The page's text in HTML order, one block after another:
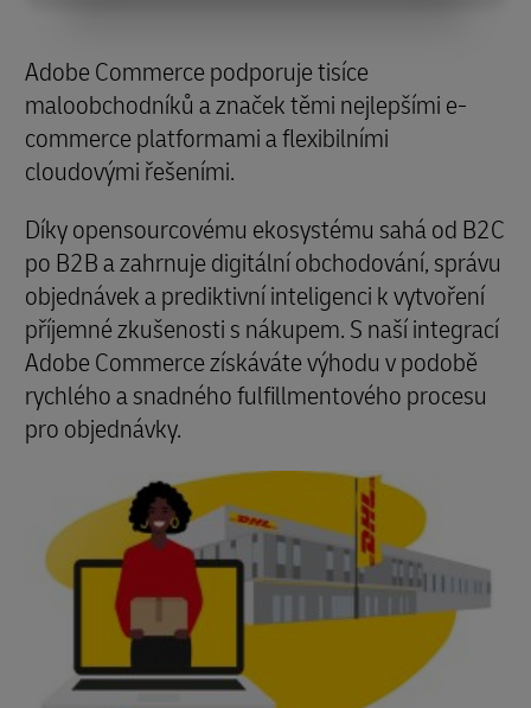
Adobe Commerce podporuje tisíce
maloobchodníků a značek těmi nejlepšími e-
commerce platformami a flexibilními
cloudovými řešeními.
Díky opensourcovému ekosystému sahá od B2C
po B2B a zahrnuje digitální obchodování, správu
objednávek a prediktivní inteligenci k vytvoření
příjemné zkušenosti s nákupem. S naší integrací
Adobe Commerce získáváte výhodu v podobě
rychlého a snadného fulfillmentového procesu
pro objednávky.